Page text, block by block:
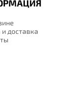
доставка